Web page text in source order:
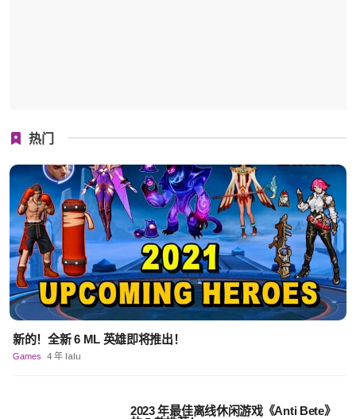
热门
新的！全新 6 ML 英雄即将推出！
Games 4 年 lalu
2023 年最佳离线休闲游戏《Anti Bete》